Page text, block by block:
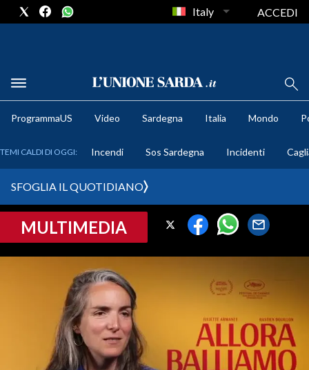
METEO
CRONACA SARDEGNA
PROVINCIA DI CAGLIARI
SULCIS IGLESIENTE
MEDIO CAMPIDANO
ORISTANO E PROVINCIA
SASSARI E PROVINCIA
Italy ACCEDI
ProgrammaUS Video Sardegna Italia Mondo
TEMI CALDI DI OGGI: Incendi Sos Sardegna Incidenti
SFOGLIA IL QUOTIDIANO
MULTIMEDIA